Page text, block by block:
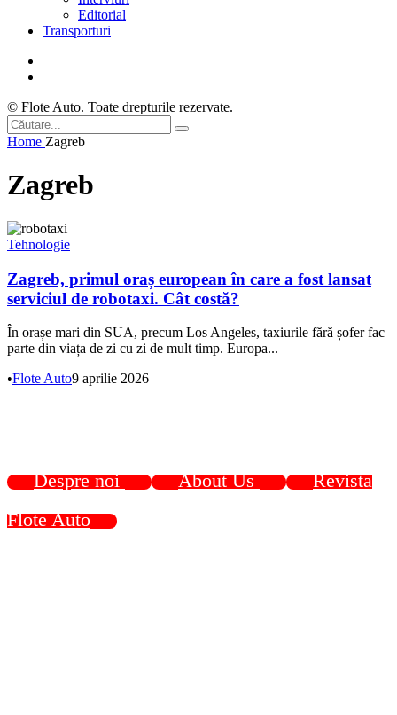
Editorial
Transporturi
© Flote Auto. Toate drepturile rezervate.
Home Zagreb
Zagreb
Tehnologie
Zagreb, primul oraș european în care a fost lansat
serviciul de robotaxi. Cât costă?
În orașe mari din SUA, precum Los Angeles, taxiurile fără șofer fac
parte din viața de zi cu zi de mult timp. Europa...
•Flote Auto9 aprilie 2026
Despre noi About Us
Revista
Flote Auto